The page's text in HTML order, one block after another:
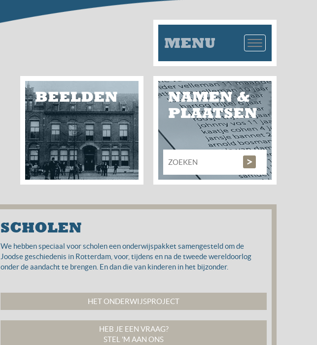
MENU
NAMEN &
PLAATSEN
BEELDEN
SCHOLEN
We hebben speciaal voor scholen een onderwijspakket samengesteld om de
Joodse geschiedenis in Rotterdam, voor, tijdens en na de tweede wereldoorlog
onder de aandacht te brengen. En dan die van kinderen in het bijzonder.
HET ONDERWIJSPROJECT
HEB JE EEN VRAAG?
STEL 'M AAN ONS